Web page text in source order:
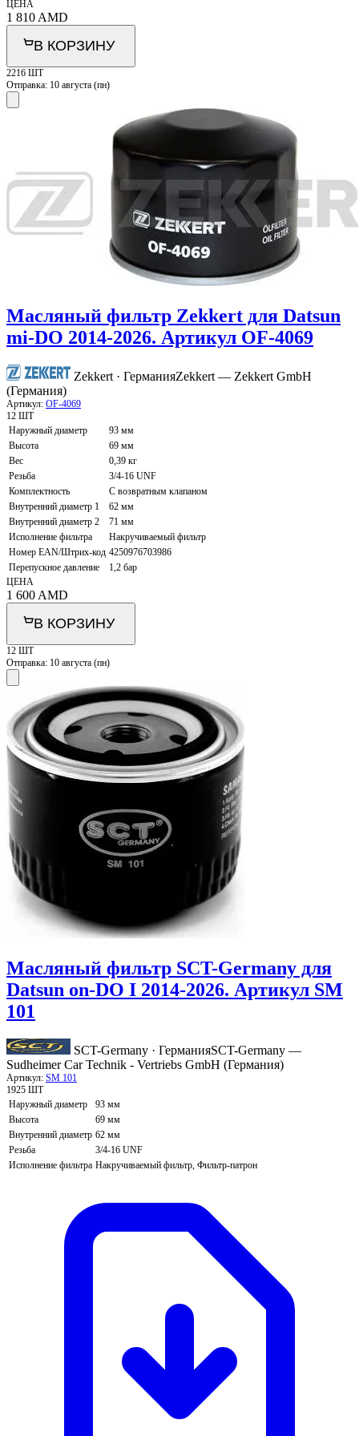
ЦЕНА
1 810 AMD
В КОРЗИНУ
2216 ШТ
Отправка: 10 августа (пн)
Масляный фильтр Zekkert для Datsun
mi-DO 2014-2026. Артикул OF-4069
Zekkert · ГерманияZekkert — Zekkert GmbH
(Германия)
Артикул: OF-4069
12 ШТ
Наружный диаметр
93 мм
Высота
69 мм
Вес
0,39 кг
Резьба
3/4-16 UNF
Комплектность
С возвратным клапаном
Внутренний диаметр 1
62 мм
Внутренний диаметр 2
71 мм
Исполнение фильтра
Накручиваемый фильтр
Номер EAN/Штрих-код 4250976703986
Перепускное давление
1,2 бар
ЦЕНА
1 600 AMD
В КОРЗИНУ
12 ШТ
Отправка: 10 августа (пн)
Масляный фильтр SCT-Germany для
Datsun on-DO I 2014-2026. Артикул SM
101
SCT-Germany · ГерманияSCT-Germany —
Sudheimer Car Technik - Vertriebs GmbH (Германия)
Артикул: SM 101
1925 ШТ
Наружный диаметр
93 мм
Высота
69 мм
Внутренний диаметр 62 мм
Резьба
3/4-16 UNF
Исполнение фильтра Накручиваемый фильтр, Фильтр-патрон